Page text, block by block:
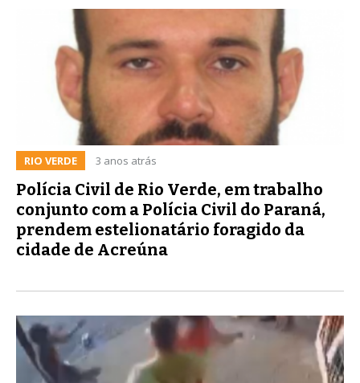
RIO VERDE 3 anos atrás
Polícia Civil de Rio Verde, em trabalho
conjunto com a Polícia Civil do Paraná,
prendem estelionatário foragido da
cidade de Acreúna